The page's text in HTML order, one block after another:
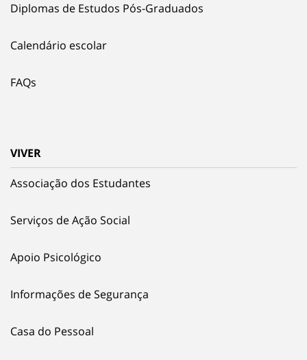
Diplomas de Estudos Pós-Graduados
Calendário escolar
FAQs
VIVER
Associação dos Estudantes
Serviços de Ação Social
Apoio Psicológico
Informações de Segurança
Casa do Pessoal